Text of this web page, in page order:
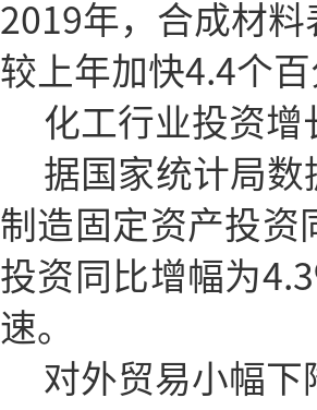
2019年，合成材
较上年加快4.4个百
化工行业投资增
据国家统计局
制造固定资产投资
投资同比增幅为
速。
对外贸易小幅下